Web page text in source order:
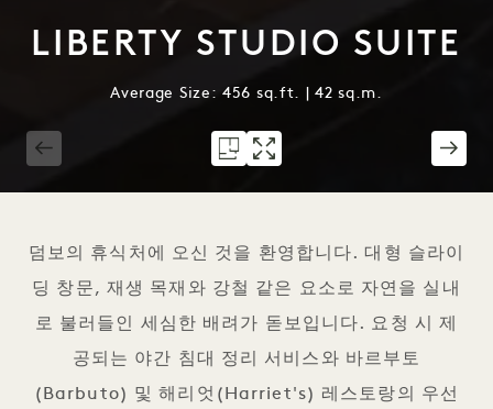
LIBERTY STUDIO SUITE
Average Size: 456 sq.ft. | 42 sq.m.
덤보의 휴식처에 오신 것을 환영합니다. 대형 슬라이
딩 창문, 재생 목재와 강철 같은 요소로 자연을 실내
로 불러들인 세심한 배려가 돋보입니다. 요청 시 제
공되는 야간 침대 정리 서비스와 바르부토
(Barbuto) 및 해리엇(Harriet's) 레스토랑의 우선